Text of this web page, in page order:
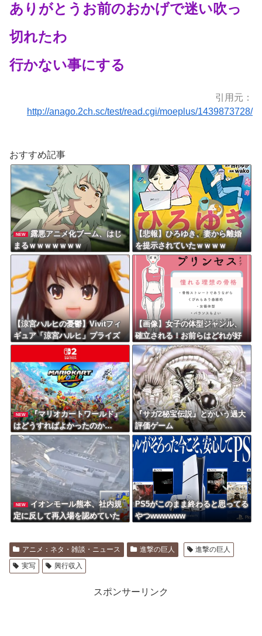
ありがとうお前のおかげで迷い吹っ
切れたわ
行かない事にする
引用元：
http://anago.2ch.sc/test/read.cgi/moeplus/1439873728/
おすすめ記事
NEW
露悪アニメ化ブーム、はじ
まるｗｗｗｗｗｗｗ
【悲報】ひろゆき、妻から離婚
を提示されていたｗｗｗｗ
【涼宮ハルヒの憂鬱】Vivitフィ
ギュア「涼宮ハルヒ」プライズ
フィギュア【彩色原型公開】
【画像】女子の体型ジャンル、
確立される！お前らはどれが好
きや？
NEW
『マリオカートワールド』
はどうすればよかったのか…
『サガ2秘宝伝説』とかいう過大
評価ゲーム
NEW
イオンモール熊本、社内規
定に反して再入場を認めていた
店舗に取りに帰って』と言われ
た」
PS5がこのまま終わると思ってる
やつwwwwww
アニメ：ネタ・雑談・ニュース 進撃の巨人
進撃の巨人
実写
興行収入
スポンサーリンク